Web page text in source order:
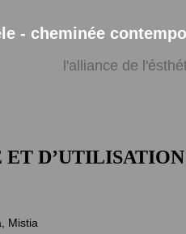
ET
Mistia
- cheminée
l'alliance de